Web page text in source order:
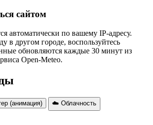
сайтом
автоматически по вашему IP-адресу.
в другом городе, воспользуйтесь
обновляются каждые 30 минут из
Open-Meteo.
(анимация)
☁️ Облачность